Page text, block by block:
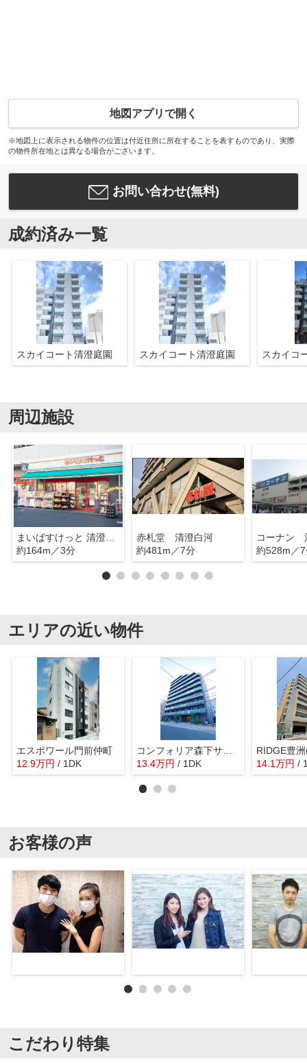
地図アプリで開く
※地図上に表示される物件の位置は付近住所に所在することを表すものであり、実際
の物件所在地とは異なる場合がございます。
お問い合わせ(無料)
成約済み一覧
スカイコート清澄庭園 スカイコート清澄庭園 スカイコ
周辺施設
まいばすけっと 清澄1丁目店
約164m／3分
赤札堂 清澄白河
約481m／7分
コーナン
約528m／
エリアの近い物件
エスポワール門前仲町
12.9万円 / 1DK
コンフォリア森下サウス
13.4万円 / 1DK 14.1万円 /
お客様の声
こだわり特集